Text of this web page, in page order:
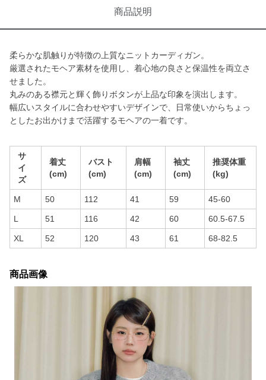
商品説明
柔らかな肌触りが特徴の上質なニットカーディガン。
厳選されたモヘア素材を使用し、着心地の良さと保温性を両立さ
せました。
丸みのある襟元と輝く飾りボタンが上品な印象を演出します。
幅広いスタイルに合わせやすいデザインで、日常使いからちょっ
としたお出かけまで活躍するモヘアの一着です。
サ
イ
ズ
着丈
(cm)
バスト
(cm)
肩幅
(cm)
袖丈
(cm)
推奨体重
(kg)
M 50 112 41 59 45-60
L 51 116 42 60 60.5-67.5
XL 52 120 43 61 68-82.5
商品画像